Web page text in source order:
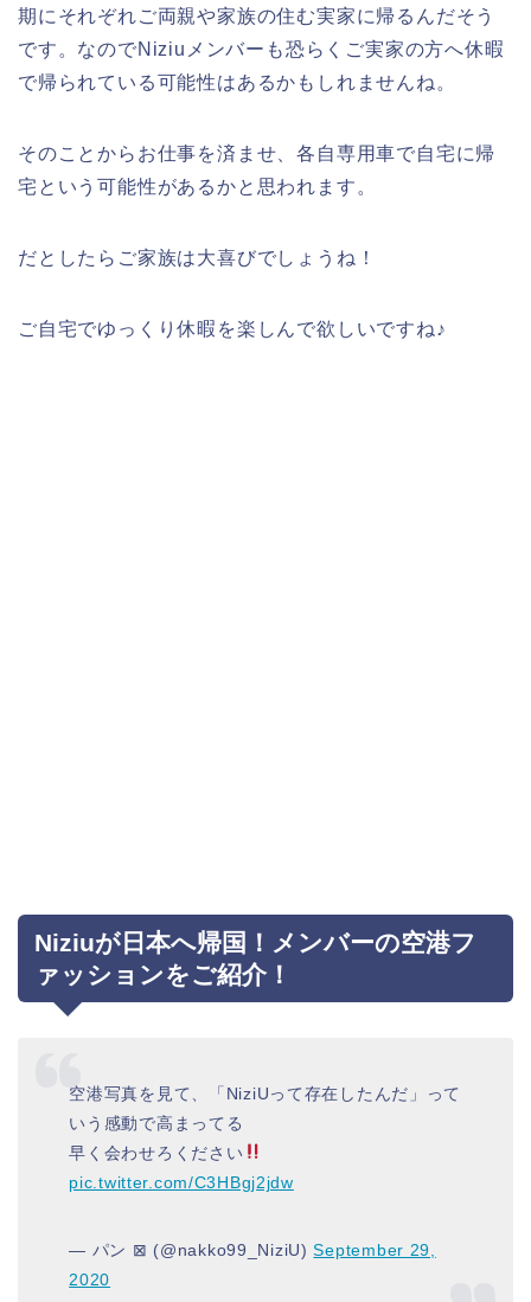
期にそれぞれご両親や家族の住む実家に帰るんだそう
です。なのでNiziuメンバーも恐らくご実家の方へ休暇
で帰られている可能性はあるかもしれませんね。
そのことからお仕事を済ませ、各自専用車で自宅に帰
宅という可能性があるかと思われます。
だとしたらご家族は大喜びでしょうね！
ご自宅でゆっくり休暇を楽しんで欲しいですね♪
Niziuが日本へ帰国！メンバーの空港フ
ァッションをご紹介！
空港写真を見て、「NiziUって存在したんだ」って
いう感動で高まってる
早く会わせろください
pic.twitter.com/C3HBgj2jdw
— パン ⊠ (@nakko99_NiziU)September 29,
2020